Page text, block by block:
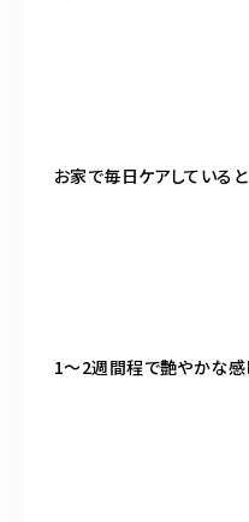
お家で毎日ケアしていると
1～2週間程で艶やかな感